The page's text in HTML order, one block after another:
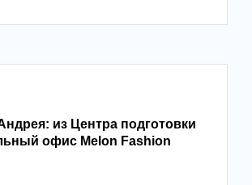
из Центра подготовки
офис Melon Fashion